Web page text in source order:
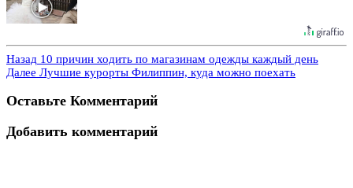
Назад 10 причин ходить по магазинам одежды каждый день
Далее Лучшие курорты Филиппин, куда можно поехать
Оставьте Комментарий
Добавить комментарий